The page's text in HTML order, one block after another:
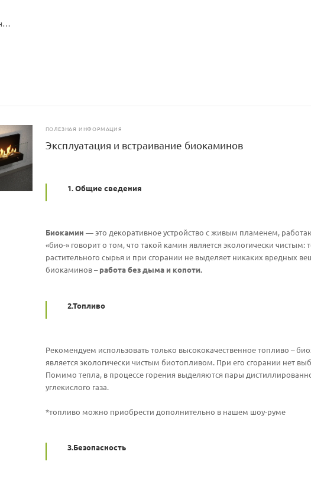
окраске, закаленное стекло
(ручной)
любая на заказ
ПОЛЕЗНАЯ ИНФОРМАЦИЯ
Эксплуатация и встраивание биокаминов
1. Общие сведения
Биокамин — это декоративное устройство с живым пламенем,
«био-» говорит о том, что такой камин является экологически чистым:
растительного сырья и при сгорании не выделяет никаких вредных
биокаминов –работа без дыма и копоти.
2.Топливо
Рекомендуем использовать только высококачественное топливо –
является экологически чистым биотопливом. При его сгорании нет
Помимо тепла, в процессе горения выделяются пары
углекислого газа.
*топливо можно приобрести дополнительно в нашем шоу-руме
3.Безопасность